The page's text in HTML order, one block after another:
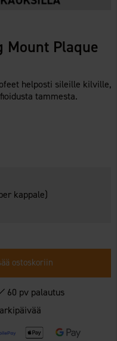
Mount Plaque
helposti sileille kilville,
tammesta.
kappale)
ostoskoriin
60 pv palautus